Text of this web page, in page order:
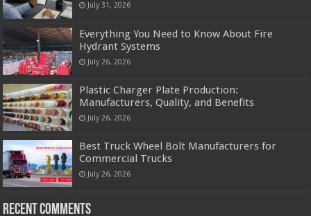
July 31, 2026
Everything You Need to Know About Fire
Hydrant Systems
July 26, 2026
Plastic Charger Plate Production:
Manufacturers, Quality, and Benefits
July 26, 2026
Best Truck Wheel Bolt Manufacturers for
Commercial Trucks
July 26, 2026
Recent Comments